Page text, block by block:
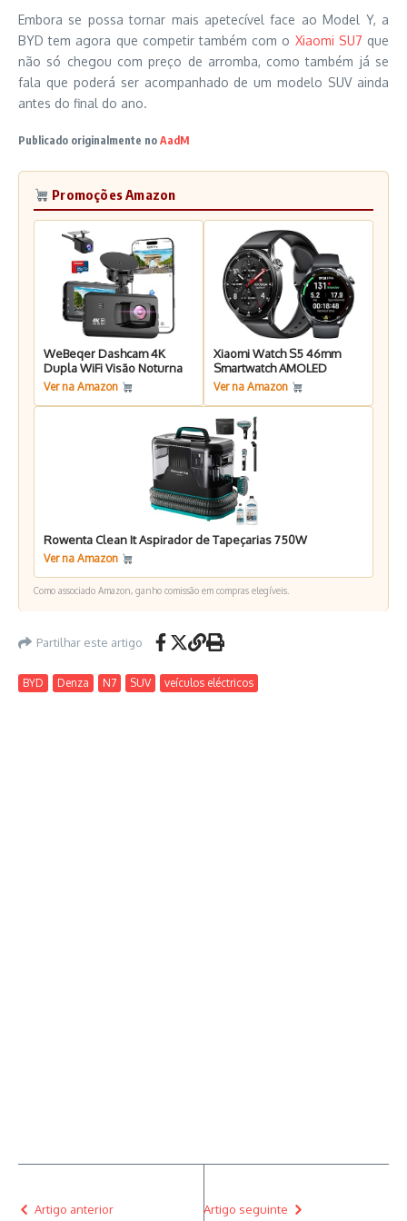
Embora se possa tornar mais apetecível face ao Model Y, a
BYD tem agora que competir também com o Xiaomi SU7 que
não só chegou com preço de arromba, como também já se
fala que poderá ser acompanhado de um modelo SUV ainda
antes do final do ano.
Publicado originalmente no AadM
Promoções Amazon
WeBeqer Dashcam 4K
Dupla WiFi Visão Noturna
Ver na Amazon
Xiaomi Watch S5 46mm
Smartwatch AMOLED
Ver na Amazon
Rowenta Clean It Aspirador de Tapeçarias 750W
Ver na Amazon
Como associado Amazon, ganho comissão em compras elegíveis.
Partilhar este artigo
BYD Denza N7 SUV veículos eléctricos
Artigo anterior Artigo seguinte